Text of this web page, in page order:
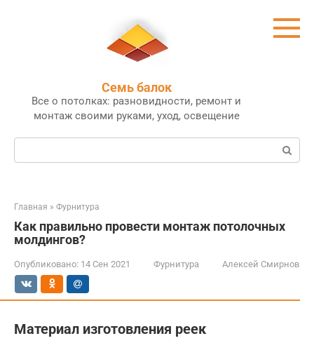
Семь балок
Все о потолках: разновидности, ремонт и
монтаж своими руками, уход, освещение
Поиск:
Главная » Фурнитура
Как правильно провести монтаж потолочных
молдингов?
Опубликовано: 14 Сен 2021 Фурнитура Алексей Смирнов
Материал изготовления реек